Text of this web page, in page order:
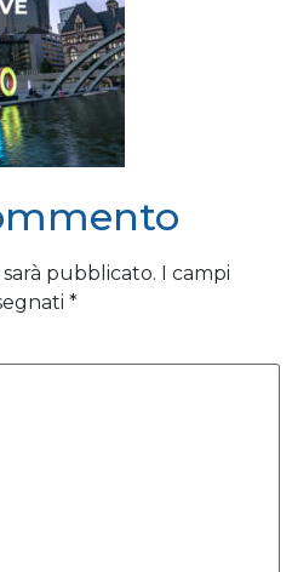
pubblicato. I campi
*